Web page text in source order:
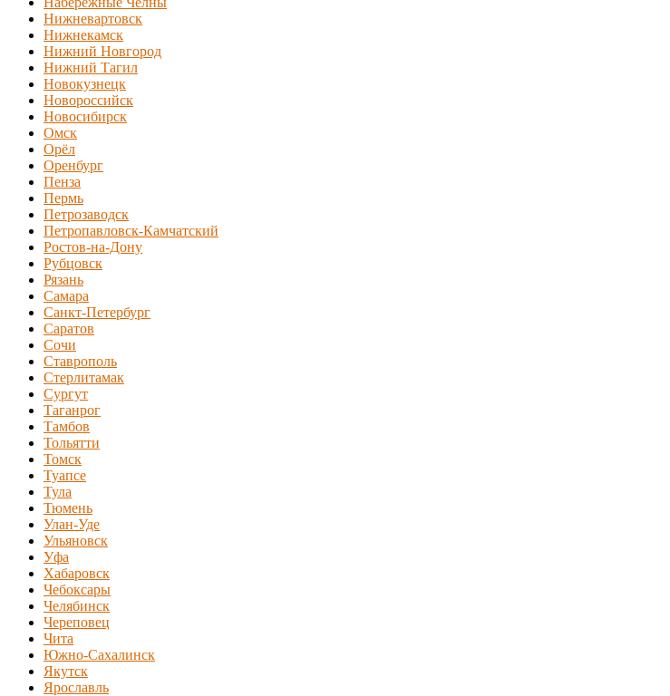
Нижневартовск
Нижнекамск
Нижний Новгород
Нижний Тагил
Новокузнецк
Новороссийск
Новосибирск
Омск
Орёл
Оренбург
Пенза
Пермь
Петрозаводск
Петропавловск-Камчатский
Ростов-на-Дону
Рубцовск
Рязань
Самара
Санкт-Петербург
Саратов
Сочи
Ставрополь
Стерлитамак
Сургут
Таганрог
Тамбов
Тольятти
Томск
Туапсе
Тула
Тюмень
Улан-Уде
Ульяновск
Уфа
Хабаровск
Чебоксары
Челябинск
Череповец
Чита
Южно-Сахалинск
Якутск
Ярославль